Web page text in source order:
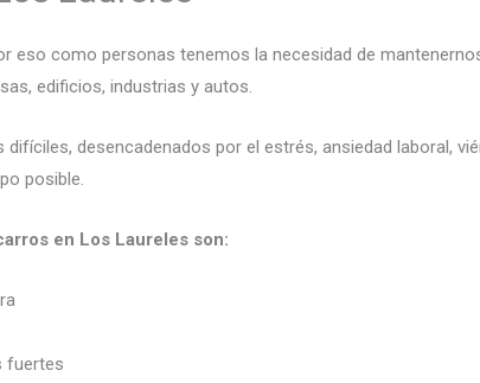
eso como personas tenemos la necesidad de
edificios, industrias y autos.
desencadenados por el estrés, ansiedad laboral,
posible.
en Los Laureles son:
fuertes